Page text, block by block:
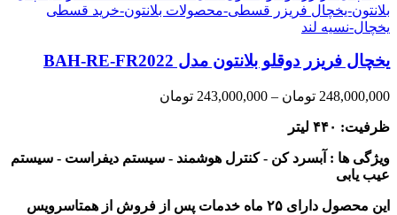
یخچال فریزر دوقلو بلانتون مدل BAH-RE-FR2022
248,000,000 تومان –
243,000,000 تومان
248,000,000 تومان
ظرفیت: ۴۴۰ لیتر
ویژگی ها : آبسرد کن - کنترل هوشمند - سیستم دیفراست - سیستم
عیب یابی
این محصول دارای ۲۵ ماه خدمات پس از فروش از همتاسرویس